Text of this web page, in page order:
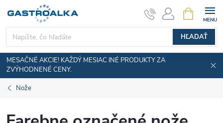
obsah
HĽADAŤ
KOŠÍK
MESAČNÉ AKCIE! KAŽDÝ MESIAC INÉ PRODUKTY ZA
ZVÝHODNENÉ CENY.
Nože